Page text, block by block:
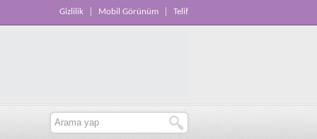
Gizlilik Mobil Görünüm Telif